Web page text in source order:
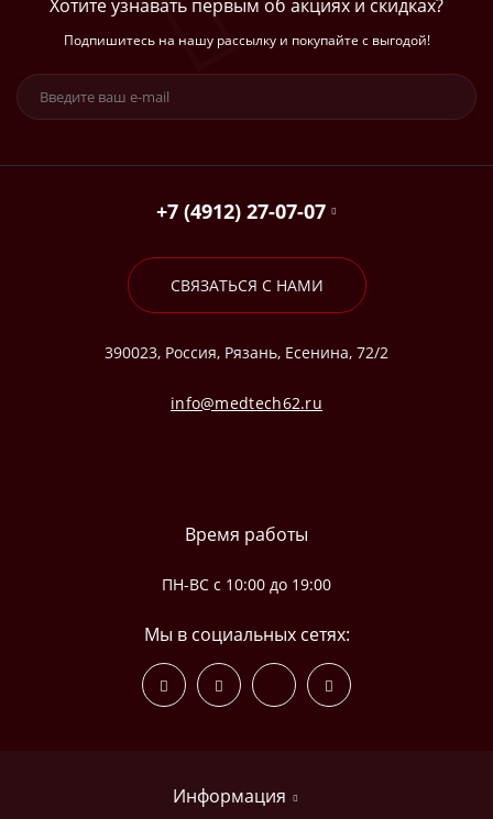
Хотите узнавать первым об акциях и скидках?
Подпишитесь на нашу рассылку и покупайте с выгодой!
+7 (4912) 27-07-07
СВЯЗАТЬСЯ С НАМИ
390023, Россия, Рязань, Есенина, 72/2
info@medtech62.ru
Информация
Время работы
ПН-ВС с 10:00 до 19:00
Мы в социальных сетях: